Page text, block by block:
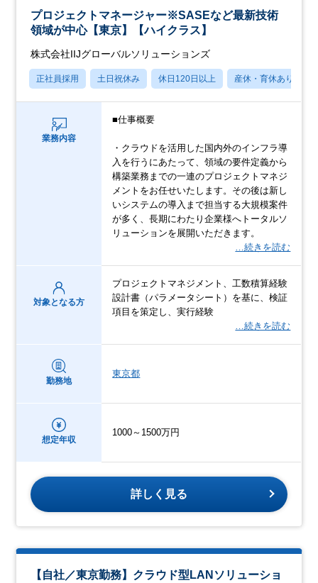
プロジェクトマネージャー※SASEなど最新技術
領域が中心【東京】【ハイクラス】
株式会社IIJグローバルソリューションズ
正社員採用 土日祝休み 休日120日以上 産休・育休あり
業務内容
■仕事概要
・クラウドを活用した国内外のインフラ導
入を行うにあたって、領域の要件定義から
構築業務までの一連のプロジェクトマネジ
メントをお任せいたします。その後は新し
いシステムの導入まで担当する大規模案件
が多く、長期にわたり企業様へトータルソ
リューションを展開いただきます。
…続きを読む
対象となる方
プロジェクトマネジメント、工数積算経験
設計書（パラメータシート）を基に、検証
項目を策定し、実行経験
…続きを読む
勤務地
東京都
想定年収
1000～1500万円
詳しく見る
【自社／東京勤務】クラウド型LANソリューショ